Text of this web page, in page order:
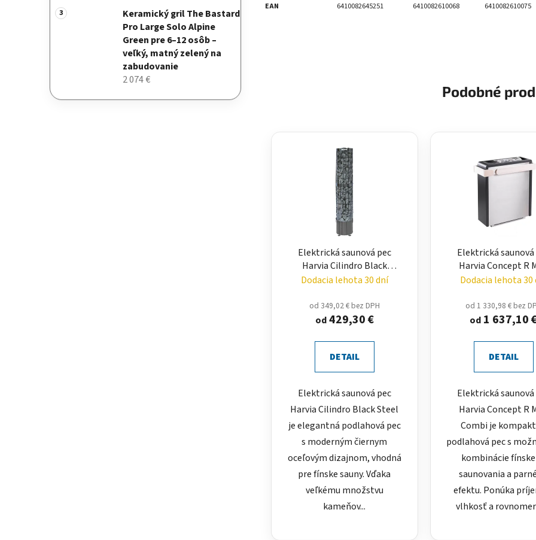
Keramický gril The Bastard
Pro Large Solo Alpine
Green pre 6–12 osôb –
veľký, matný zelený na
zabudovanie
2 074 €
EAN
6410082645251 6410082610068 6410082610075
Podobné
Elektrická saunová pec
Harvia Cilindro Black
Steel – podlahová pec 6,6
Dodacia lehota 30 dní
od 349,02 € bez DPH
od429,30 €
DETAIL
Elektrická saunová pec
Harvia Cilindro Black Steel
je elegantná podlahová pec
s moderným čiernym
oceľovým dizajnom, vhodná
pre fínske sauny. Vďaka
veľkému množstvu
kameňov...
Elektrická saunová
Harvia Concept R
Combi –
Dodacia lehota 30
od 1 330,98 € bez
od 1 637,10
DETAIL
Elektrická saunová
Harvia Concept R
Combi je
podlahová pec s
kombinácie
saunovania a
efektu. Ponúka
vlhkosť a